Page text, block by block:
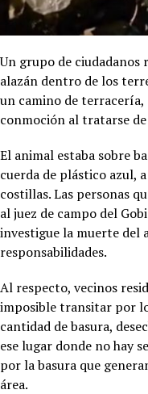
Un grupo de
alazán dentro de los
un camino de
conmoción al tratarse
El animal estaba sobre
cuerda de plástico azul,
costillas. Las personas
al juez de campo del
investigue la muerte del
responsabilidades.
Al respecto, vecinos
imposible transitar por
cantidad de basura,
ese lugar donde no hay
por la basura que
área.